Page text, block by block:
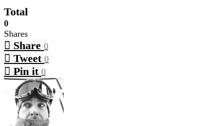
Total
0
Shares
Share 0
Tweet 0
Pin it 0